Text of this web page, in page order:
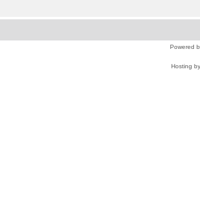
Powered
Hosting by